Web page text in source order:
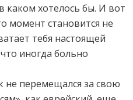
каком хотелось бы. И вот
момент становится не
тебя настоящей
иногда больно
не перемещался за свою